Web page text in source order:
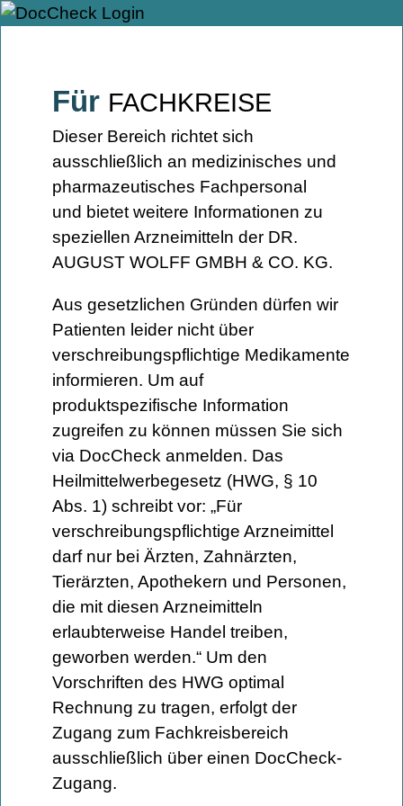
Für FACHKREISE
Dieser Bereich richtet sich
ausschließlich an medizinisches und
pharmazeutisches Fachpersonal
und bietet weitere Informationen zu
speziellen Arzneimitteln der DR.
AUGUST WOLFF GMBH & CO. KG.
Aus gesetzlichen Gründen dürfen wir
Patienten leider nicht über
verschreibungspflichtige Medikamente
informieren. Um auf
produktspezifische Information
zugreifen zu können müssen Sie sich
via DocCheck anmelden. Das
Heilmittelwerbegesetz (HWG, § 10
Abs. 1) schreibt vor: „Für
verschreibungspflichtige Arzneimittel
darf nur bei Ärzten, Zahnärzten,
Tierärzten, Apothekern und Personen,
die mit diesen Arzneimitteln
erlaubterweise Handel treiben,
geworben werden.“ Um den
Vorschriften des HWG optimal
Rechnung zu tragen, erfolgt der
Zugang zum Fachkreisbereich
ausschließlich über einen DocCheck-
Zugang.